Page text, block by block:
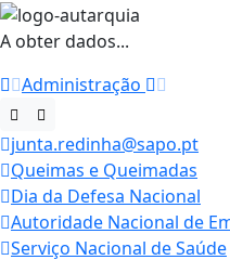
A obter dados...
Administração
junta.redinha@sapo.pt
Queimas e Queimadas
Dia da Defesa Nacional
Autoridade Nacional de
Serviço Nacional de Saúde